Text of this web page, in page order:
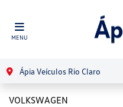
MENU
Ápia Veículos Rio Claro
VOLKSWAGEN